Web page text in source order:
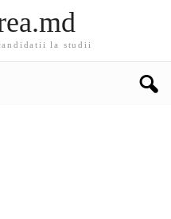
la studii